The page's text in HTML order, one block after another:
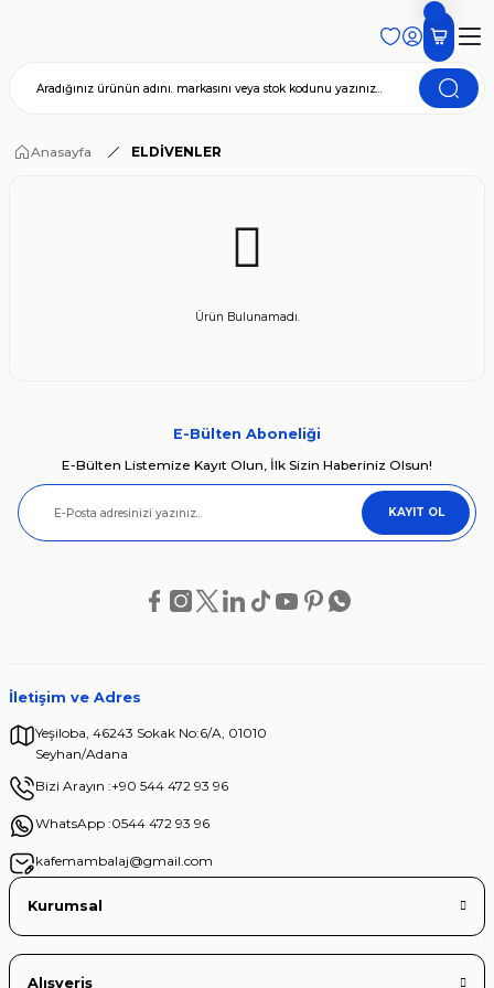
Anasayfa ELDİVENLER
Ürün Bulunamadı.
E-Bülten Aboneliği
E-Bülten Listemize Kayıt Olun, İlk Sizin Haberiniz Olsun!
KAYIT OL
İletişim ve Adres
Yeşiloba, 46243 Sokak No:6/A, 01010
Seyhan/Adana
Bizi Arayın :+90 544 472 93 96
WhatsApp :0544 472 93 96
kafemambalaj@gmail.com
Kurumsal
Alışveriş